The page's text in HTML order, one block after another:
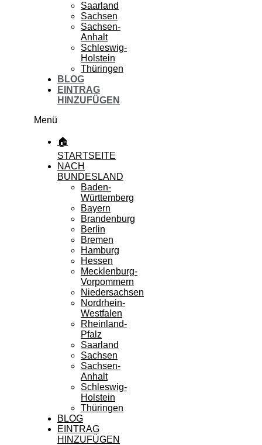
Saarland
Sachsen
Sachsen-
Anhalt
Schleswig-
Holstein
Thüringen
BLOG
EINTRAG
HINZUFÜGEN
Menü
🏠
STARTSEITE
NACH
BUNDESLAND
Baden-
Württemberg
Bayern
Brandenburg
Berlin
Bremen
Hamburg
Hessen
Mecklenburg-
Vorpommern
Niedersachsen
Nordrhein-
Westfalen
Rheinland-
Pfalz
Saarland
Sachsen
Sachsen-
Anhalt
Schleswig-
Holstein
Thüringen
BLOG
EINTRAG
HINZUFÜGEN